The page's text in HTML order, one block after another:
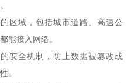
区域，包括城市道路、高速公
能接入网络。
安全机制，防止数据被篡改或
。